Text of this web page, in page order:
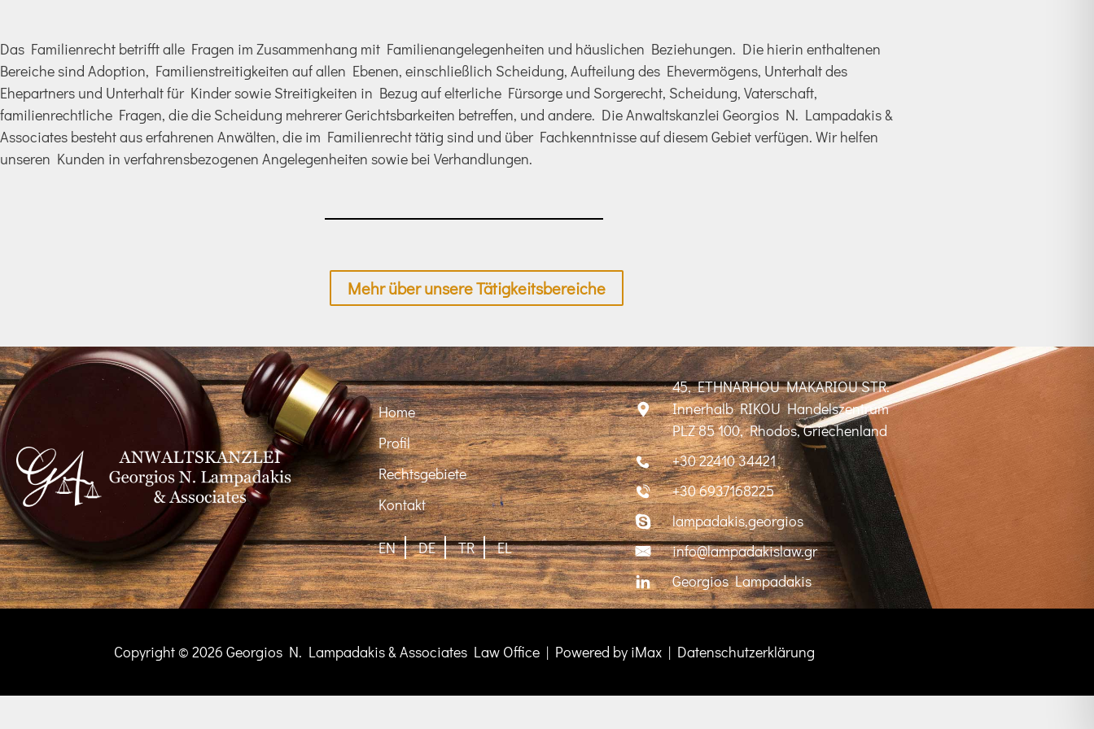
Das Familienrecht betrifft alle Fragen im Zusammenhang mit Familienangelegenheiten und häuslichen Beziehungen. Die hierin enthaltenen
Bereiche sind Adoption, Familienstreitigkeiten auf allen Ebenen, einschließlich Scheidung, Aufteilung des Ehevermögens, Unterhalt des
Ehepartners und Unterhalt für Kinder sowie Streitigkeiten in Bezug auf elterliche Fürsorge und Sorgerecht, Scheidung, Vaterschaft,
familienrechtliche Fragen, die die Scheidung mehrerer Gerichtsbarkeiten betreffen, und andere. Die Anwaltskanzlei Georgios N. Lampadakis &
Associates besteht aus erfahrenen Anwälten, die im Familienrecht tätig sind und über Fachkenntnisse auf diesem Gebiet verfügen. Wir helfen
unseren Kunden in verfahrensbezogenen Angelegenheiten sowie bei Verhandlungen.
Mehr über unsere Tätigkeitsbereiche
Home
Profil
Rechtsgebiete
Kontakt
EN DE TR EL
45, ETHNARHOU MAKARIOU STR.
Innerhalb RIKOU Handelszentrum
PLZ 85 100, Rhodos, Griechenland
+30 22410 34421
+30 6937168225
lampadakis,georgios
info@lampadakislaw.gr
Georgios Lampadakis
Copyright © 2026 Georgios N. Lampadakis & Associates Law Office | Powered by iMax | Datenschutzerklärung